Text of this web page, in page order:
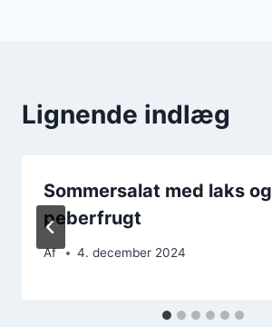
Lignende indlæg
Sommersalat med laks og
peberfrugt
Af 4. december 2024